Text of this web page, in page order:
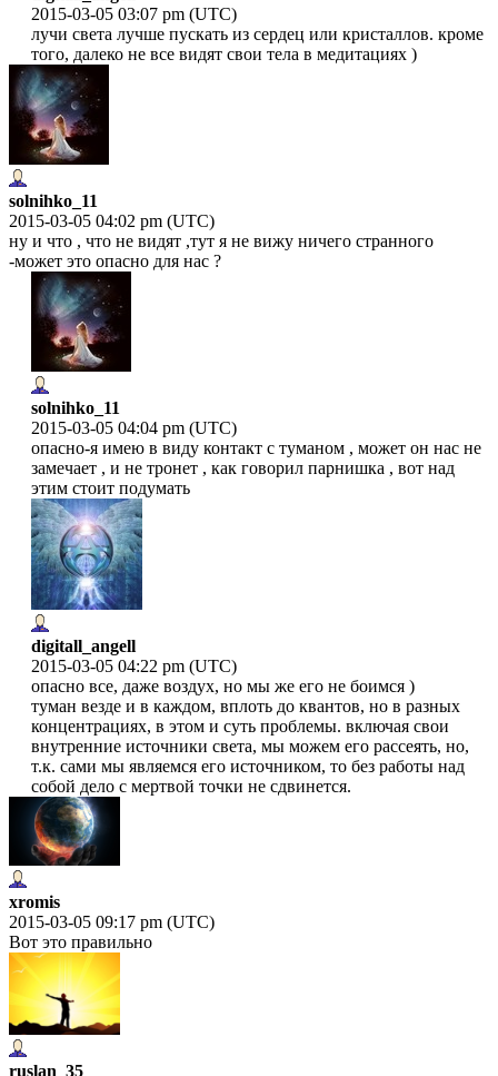
2015-03-05 03:07 pm (UTC)
лучи света лучше пускать из сердец или кристаллов. кроме
того, далеко не все видят свои тела в медитациях )
solnihko_11
2015-03-05 04:02 pm (UTC)
ну и что , что не видят ,тут я не вижу ничего странного
-может это опасно для нас ?
solnihko_11
2015-03-05 04:04 pm (UTC)
опасно-я имею в виду контакт с туманом , может он нас не
замечает , и не тронет , как говорил парнишка , вот над
этим стоит подумать
digitall_angell
2015-03-05 04:22 pm (UTC)
опасно все, даже воздух, но мы же его не боимся )
туман везде и в каждом, вплоть до квантов, но в разных
концентрациях, в этом и суть проблемы. включая свои
внутренние источники света, мы можем его рассеять, но,
т.к. сами мы являемся его источником, то без работы над
собой дело с мертвой точки не сдвинется.
xromis
2015-03-05 09:17 pm (UTC)
Вот это правильно
ruslan_35